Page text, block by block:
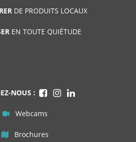
DE PRODUITS LOCAUX
EN TOUTE QUIÉTUDE
NOUS :
Webcams
Brochures